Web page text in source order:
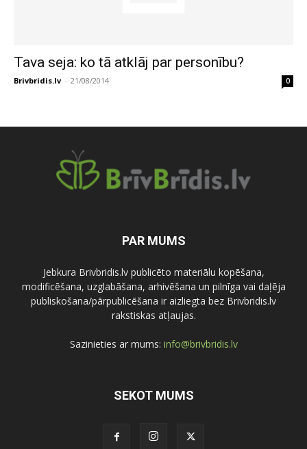
Tava seja: ko tā atklāj par personību?
Brivbridis.lv - 21/08/2014 0
PAR MUMS
Jebkura Brivbridis.lv publicēto materiālu kopēšana,
modificēšana, uzglabāšana, arhivēšana un pilnīga vai daļēja
publiskošana/pārpublicēšana ir aizliegta bez Brivbridis.lv
rakstiskas atļaujas.
Sazinieties ar mums: info@brivbridis.lv
SEKOT MUMS